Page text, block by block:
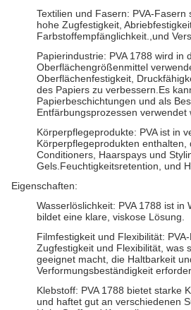
Textilien und Fasern: PVA-
hohe Zugfestigkeit,
Farbstoffempfänglichkeit.,und
Papierindustrie: PVA 1788 wird in
Oberflächengrößenmittel
Oberflächenfestigkeit,
des Papiers zu verbessern.Es
Papierbeschichtungen und als
Entfärbungsprozessen verwendet
Körperpflegeprodukte: PVA ist in
Körperpflegeprodukten enthalten,
Conditioners, Haarspays und
Gels.Feuchtigkeitsretention, und
Eigenschaften:
Wasserlöslichkeit: PVA 1788 ist in
bildet eine klare, viskose Lösung.
Filmfestigkeit und Flexibilität:
Zugfestigkeit und Flexibilität, was
geeignet macht, die Haltbarkeit
Verformungsbeständigkeit
Klebstoff: PVA 1788 bietet starke
und haftet gut an verschiedenen